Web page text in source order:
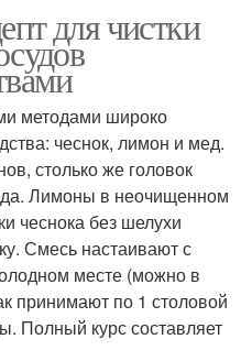
для чистки
методами широко
чеснок, лимон и мед.
столько же головок
Лимоны в неочищенном
чеснока без шелухи
Смесь настаивают с
месте (можно в
принимают по 1 столовой
Полный курс составляет